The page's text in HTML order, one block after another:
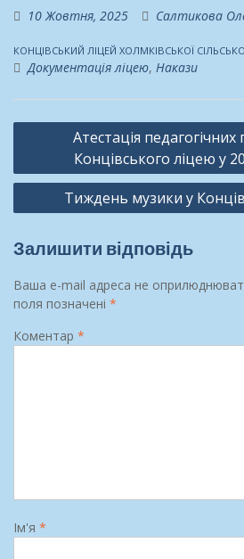
10 Жовтня, 2025 Салтикова
КОНЦІВСЬКИЙ ЛІЦЕЙ ХОЛМКІВСЬКОЇ
Документація ліцею, Накази
Навігація
Атестація педагогічних
Концівського ліцею у
Тиждень музики у
Залишити відповідь
Ваша e-mail адреса не
поля позначені *
Коментар *
Ім'я *